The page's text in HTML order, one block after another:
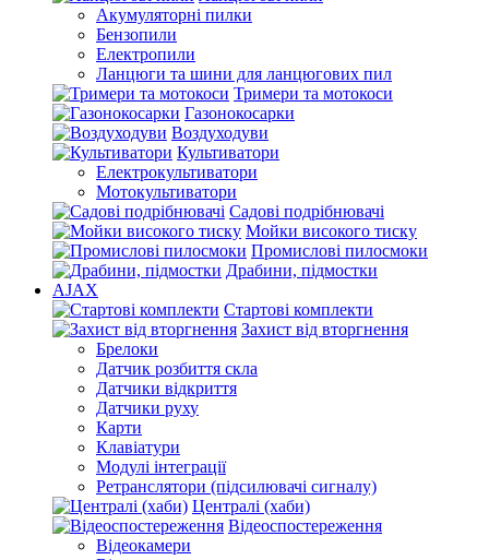
Акумуляторні пилки
Бензопили
Електропили
Ланцюги та шини для ланцюгових пил
Тримери та мотокоси
Газонокосарки
Воздуходуви
Культиватори
Електрокультиватори
Мотокультиватори
Садові подрібнювачі
Мойки високого тиску
Промислові пилосмоки
Драбини, підмостки
AJAX
Стартові комплекти
Захист від вторгнення
Брелоки
Датчик розбиття скла
Датчики відкриття
Датчики руху
Карти
Клавіатури
Модулі інтеграції
Ретранслятори (підсилювачі сигналу)
Централі (хаби)
Відеоспостереження
Відеокамери